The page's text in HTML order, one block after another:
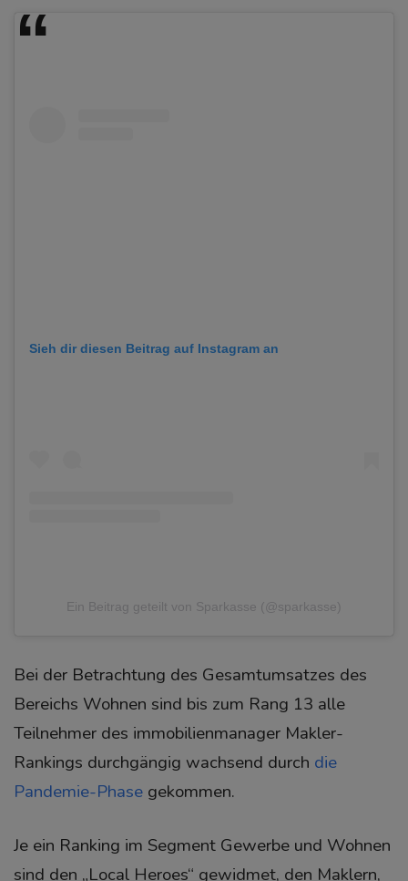
Sieh dir diesen Beitrag auf Instagram an
Ein Beitrag geteilt von Sparkasse (@sparkasse)
Bei der Betrachtung des Gesamtumsatzes des
Bereichs Wohnen sind bis zum Rang 13 alle
Teilnehmer des immobilienmanager Makler-
Rankings durchgängig wachsend durch die
Pandemie-Phase gekommen.
Je ein Ranking im Segment Gewerbe und Wohnen
sind den „Local Heroes“ gewidmet, den Maklern,